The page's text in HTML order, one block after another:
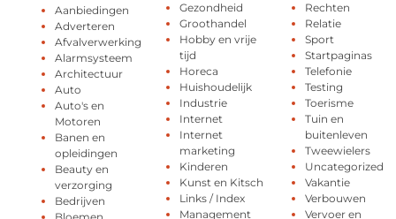
Aanbiedingen
Adverteren
Afvalverwerking
Alarmsysteem
Architectuur
Auto
Auto's en
Motoren
Banen en
opleidingen
Beauty en
verzorging
Bedrijven
Gezondheid
Groothandel
Hobby en vrije
tijd
Horeca
Huishoudelijk
Industrie
Internet
Internet
marketing
Kinderen
Kunst en Kitsch
Links / Index
Management
Rechten
Relatie
Sport
Startpaginas
Telefonie
Testing
Toerisme
Tuin en
buitenleven
Tweewielers
Uncategorized
Vakantie
Verbouwen
Vervoer en